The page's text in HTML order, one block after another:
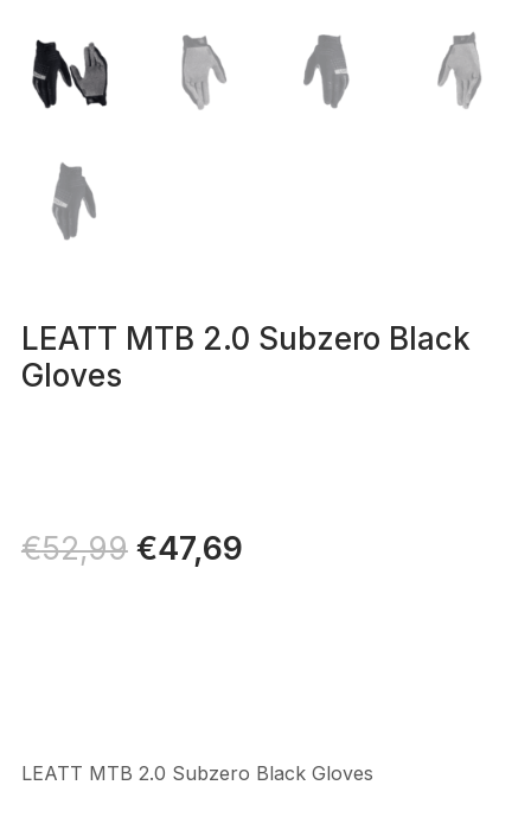
LEATT MTB 2.0 Subzero Black
Gloves
€52,99 Il
prezzo
€47,69Il
LEATT MTB 2.0 Subzero Black Gloves